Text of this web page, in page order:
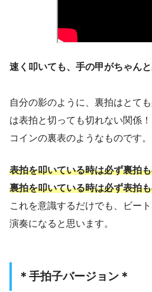
速く叩いても、手の甲がちゃん
自分の影のように、裏拍はとて
は表拍と切っても切れない関係！
コインの裏表のようなものです。
表拍を叩いている時は必ず裏拍
裏拍を叩いている時は必ず表拍
これを意識するだけでも、ビー
演奏になると思います。
＊手拍子バージョン＊